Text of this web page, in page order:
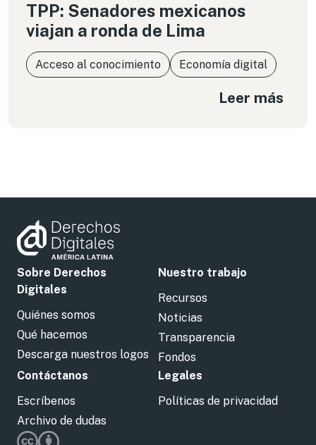
TPP: Senadores mexicanos
viajan a ronda de Lima
Acceso al conocimiento Economía digital
Leer más
Sobre Derechos
Digitales
Quiénes somos
Qué hacemos
Descarga nuestros logos
Nuestro trabajo
Recursos
Noticias
Transparencia
Fondos
Contáctanos
Escríbenos
Archivo de dudas
Legales
Políticas de privacidad